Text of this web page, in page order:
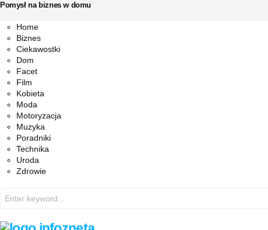
Pomysł na biznes w domu
Facebook
Twitter
Instagram
Pinterest
Youtube
Snapchat
Home
Biznes
Ciekawostki
Dom
Facet
Film
Kobieta
Moda
Motoryzacja
Muzyka
Poradniki
Technika
Uroda
Zdrowie
for: